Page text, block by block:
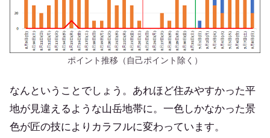
ポイント推移（自己ポイント除く）
なんということでしょう。あれほど住みやすかった平
地が見違えるような山岳地帯に。一色しかなかった景
色が匠の技によりカラフルに変わっています。